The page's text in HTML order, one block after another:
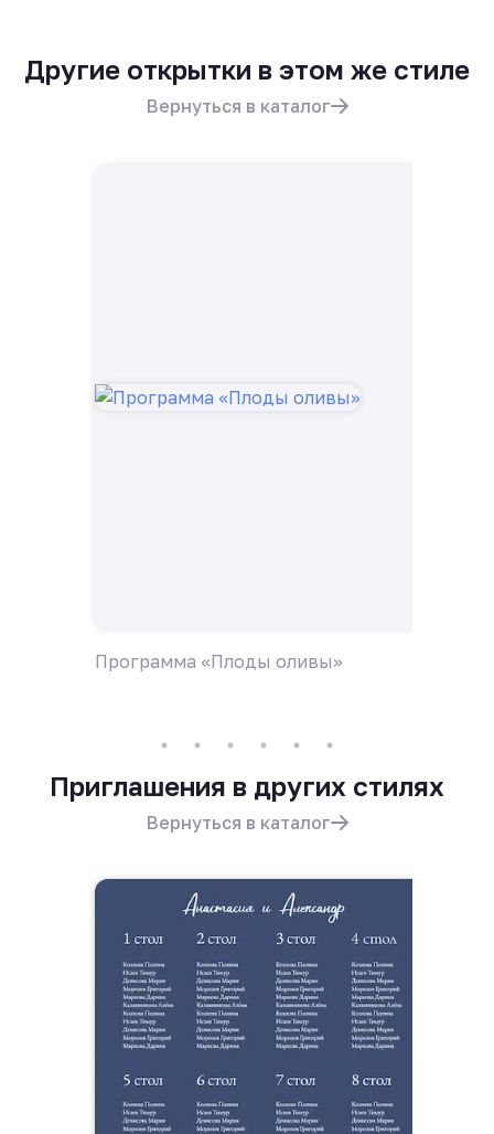
Другие открытки в этом же стиле
Вернуться в каталог
Программа «Плоды оливы»
Приглашения в других стилях
Вернуться в каталог